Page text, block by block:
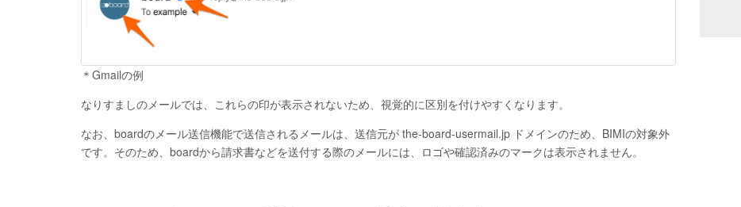
＊Gmailの例
なりすましのメールでは、これらの印が表示されないため、視覚的に区別を付けやすくなります。
なお、boardのメール送信機能で送信されるメールは、送信元が the-board-usermail.jp ドメインのため、BIMIの対象外
です。そのため、boardから請求書などを送付する際のメールには、ロゴや確認済みのマークは表示されません。